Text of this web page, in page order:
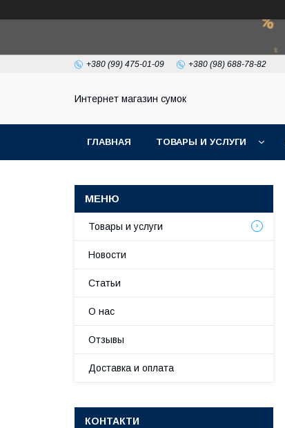
+380 (99) 475-01-09 +380 (98) 688-78-82
Интернет магазин сумок
ГЛАВНАЯ ТОВАРЫ И УСЛУГИ
Товары и услуги
Новости
Статьи
О нас
Отзывы
Доставка и оплата
КОНТАКТИ